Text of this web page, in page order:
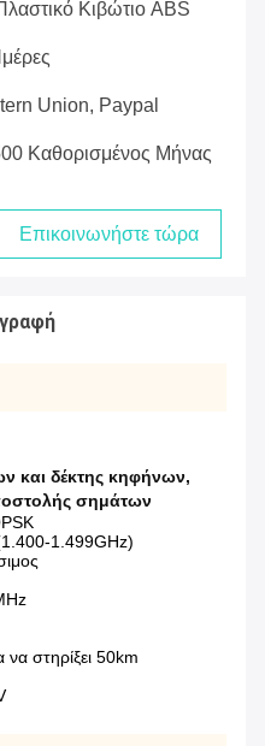
Κιβώτιο ABS
Union, Paypal
Καθορισμένος Μήνας
Επικοινωνήστε τώρα
και δέκτης κηφήνων,
σημάτων
1.499GHz)
να στηρίξει 50km